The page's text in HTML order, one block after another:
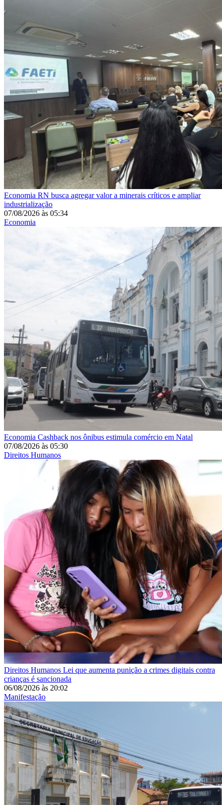
Economia RN busca agregar valor a minerais críticos e ampliar
industrialização
07/08/2026 às 05:34
Economia
Economia Cashback nos ônibus estimula comércio em Natal
07/08/2026 às 05:30
Direitos Humanos
Direitos Humanos Lei que aumenta punição a crimes digitais contra
crianças é sancionada
06/08/2026 às 20:02
Manifestação